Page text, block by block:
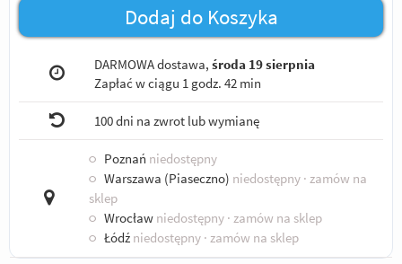
Dodaj do Koszyka
DARMOWA dostawa,środa 19 sierpnia
Zapłać w ciągu 1 godz. 42 min
100 dni na zwrot lub wymianę
○ Poznań niedostępny
○ Warszawa (Piaseczno) niedostępny · zamów na
sklep
○ Wrocław niedostępny · zamów na sklep
○ Łódź niedostępny · zamów na sklep